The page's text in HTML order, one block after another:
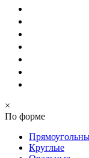
×
По форме
Круглые